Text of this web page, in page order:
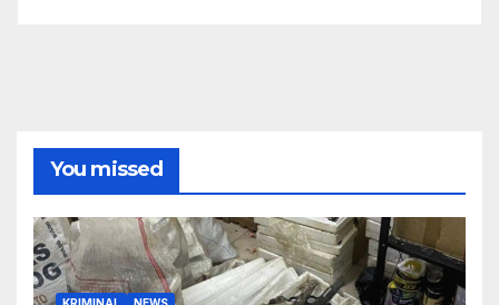
You missed